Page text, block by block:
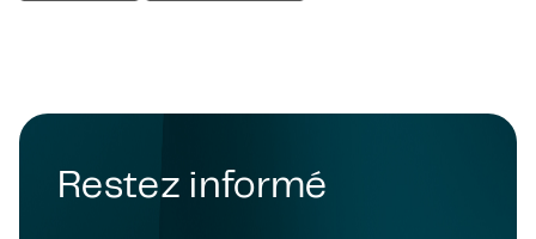
Restez informé